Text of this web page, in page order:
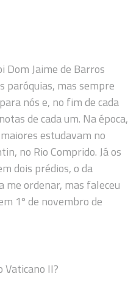
Jaime de Barros
paróquias, mas sempre
nós e, no fim de cada
de cada um. Na época,
estudavam no
no Rio Comprido. Já os
dois prédios, o da
me ordenar, mas faleceu
1º de novembro de
Vaticano II?